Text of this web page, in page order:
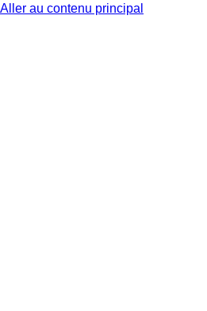
Aller au contenu principal